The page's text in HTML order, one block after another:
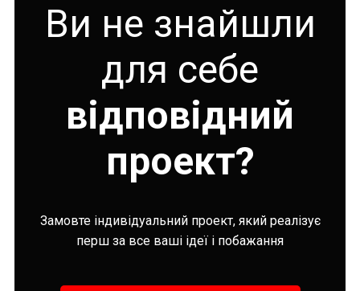
Ви не знайшли
для себе
відповідний
проект?
Замовте індивідуальний проект, який реалізує
перш за все ваші ідеї і побажання